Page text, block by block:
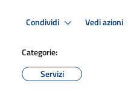
Condividi Vedi azioni
Categorie:
Servizi